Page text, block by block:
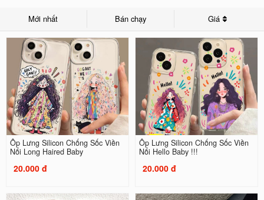
Mới nhất Bán chạy Giá
Ốp Lưng Silicon Chống Sốc Viền
Nổi Long Haired Baby
20.000 đ
Ốp Lưng Silicon Chống Sốc Viền
Nổi Hello Baby !!!
20.000 đ